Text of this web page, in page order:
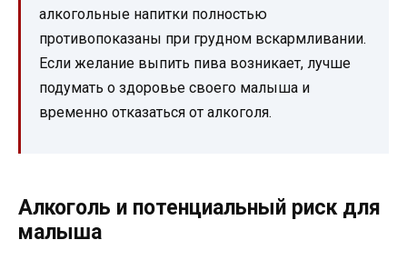
алкогольные напитки полностью
противопоказаны при грудном вскармливании.
Если желание выпить пива возникает, лучше
подумать о здоровье своего малыша и
временно отказаться от алкоголя.
Алкоголь и потенциальный риск для
малыша